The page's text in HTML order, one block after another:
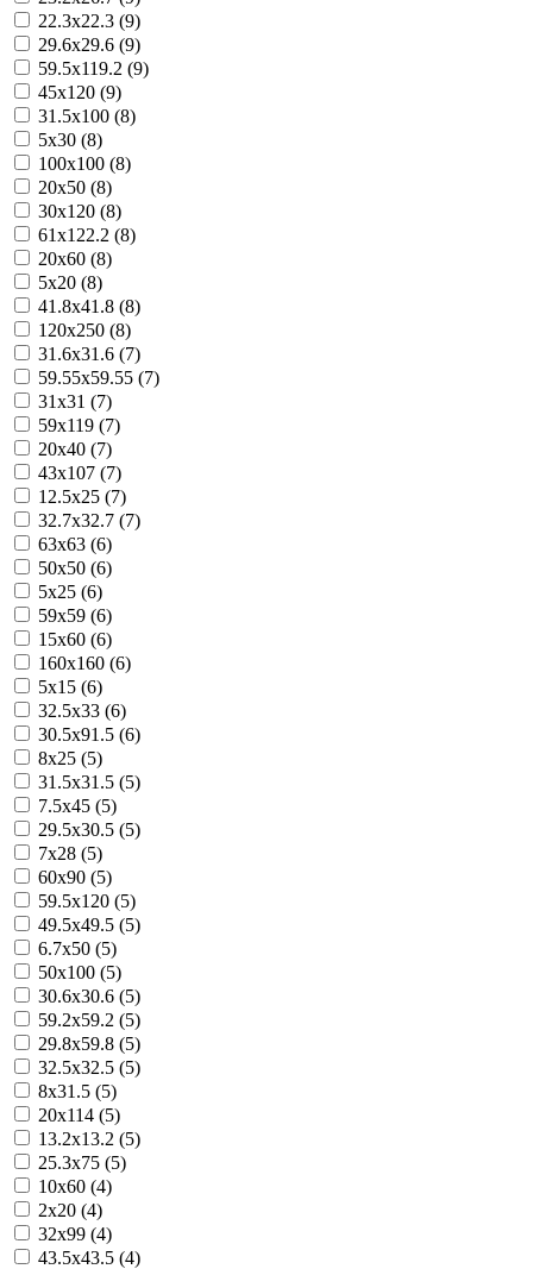
22.3x22.3 (9)
29.6x29.6 (9)
59.5x119.2 (9)
45x120 (9)
31.5x100 (8)
5x30 (8)
100x100 (8)
20x50 (8)
30x120 (8)
61x122.2 (8)
20x60 (8)
5x20 (8)
41.8x41.8 (8)
120x250 (8)
31.6x31.6 (7)
59.55x59.55 (7)
31x31 (7)
59x119 (7)
20x40 (7)
43x107 (7)
12.5x25 (7)
32.7x32.7 (7)
63x63 (6)
50x50 (6)
5x25 (6)
59x59 (6)
15x60 (6)
160x160 (6)
5x15 (6)
32.5x33 (6)
30.5x91.5 (6)
8x25 (5)
31.5x31.5 (5)
7.5x45 (5)
29.5x30.5 (5)
7x28 (5)
60x90 (5)
59.5x120 (5)
49.5x49.5 (5)
6.7x50 (5)
50x100 (5)
30.6x30.6 (5)
59.2x59.2 (5)
29.8x59.8 (5)
32.5x32.5 (5)
8x31.5 (5)
20x114 (5)
13.2x13.2 (5)
25.3x75 (5)
10x60 (4)
2x20 (4)
32x99 (4)
43.5x43.5 (4)